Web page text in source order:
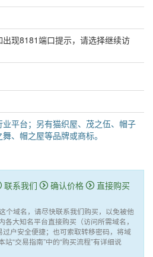
现8181端口提示，请选择继续访
平台；另有猫织屋、茂之伍、帽子
、帽之屋等品牌或商标。
联系我们 确认价格
直接购买
个域名，请尽快联系我们购买，以免被他
各大知名平台直接购买（访问所需域名，
过户安全便捷；也可索取转移密码，将域
“交易指南”中的“购买流程”有详细说